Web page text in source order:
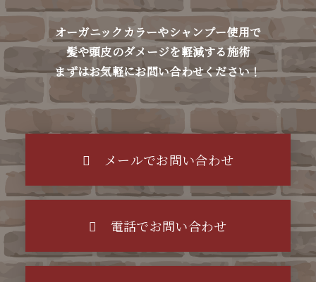
オーガニックカラーやシャンプー使用で
髪や頭皮のダメージを軽減する施術
まずはお気軽にお問い合わせください！
メールでお問い合わせ
電話でお問い合わせ